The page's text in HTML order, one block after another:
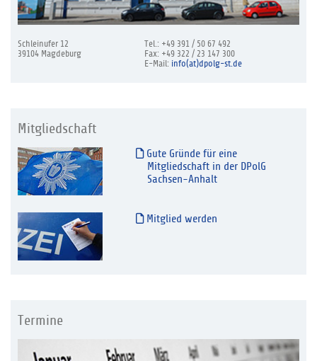
Schleinufer 12
39104 Magdeburg
Tel.: +49 391 / 50 67 492
Fax: +49 322 / 23 147 300
E-Mail: info(at)dpolg-st.de
Mitgliedschaft
Gute Gründe für eine
Mitgliedschaft in der DPolG
Sachsen-Anhalt
Mitglied werden
Termine